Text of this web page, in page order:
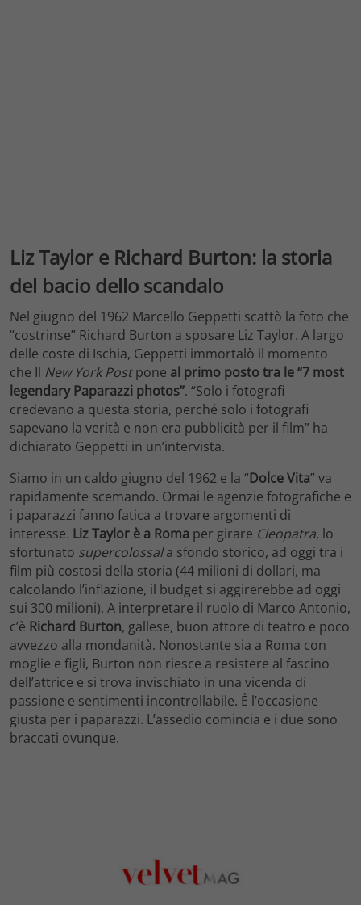
Liz Taylor e Richard Burton: la storia
del bacio dello scandalo
Nel giugno del 1962 Marcello Geppetti scattò la foto che
“costrinse” Richard Burton a sposare Liz Taylor. A largo
delle coste di Ischia, Geppetti immortalò il momento
che Il New York Postpone al primo posto tra le “7 most
legendary Paparazzi photos”. “Solo i fotografi
credevano a questa storia, perché solo i fotografi
sapevano la verità e non era pubblicità per il film” ha
dichiarato Geppetti in un’intervista.
Siamo in un caldo giugno del 1962 e la “Dolce Vita” va
rapidamente scemando. Ormai le agenzie fotografiche e
i paparazzi fanno fatica a trovare argomenti di
interesse. Liz Taylor è a Roma per girare Cleopatra, lo
sfortunato supercolossala sfondo storico, ad oggi tra i
film più costosi della storia (44 milioni di dollari, ma
calcolando l’inflazione, il budget si aggirerebbe ad oggi
sui 300 milioni). A interpretare il ruolo di Marco Antonio,
c’è Richard Burton, gallese, buon attore di teatro e poco
avvezzo alla mondanità. Nonostante sia a Roma con
moglie e figli, Burton non riesce a resistere al fascino
dell’attrice e si trova invischiato in una vicenda di
passione e sentimenti incontrollabile. È l’occasione
giusta per i paparazzi. L’assedio comincia e i due sono
braccati ovunque.